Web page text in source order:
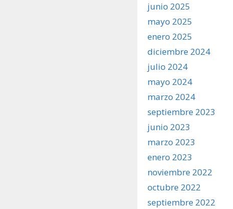
junio 2025
mayo 2025
enero 2025
diciembre 2024
julio 2024
mayo 2024
marzo 2024
septiembre 2023
junio 2023
marzo 2023
enero 2023
noviembre 2022
octubre 2022
septiembre 2022